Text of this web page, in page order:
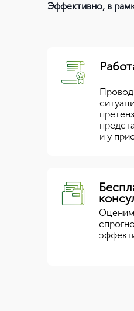
Эффективно, в
и у
Оценим